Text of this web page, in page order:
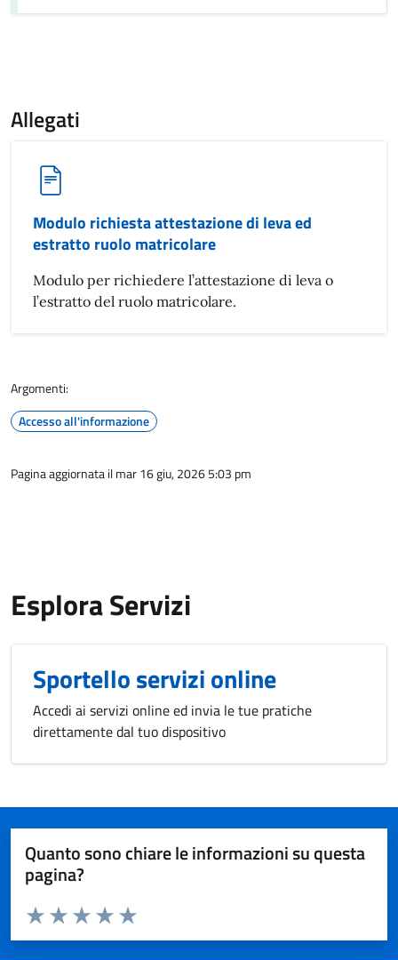
Allegati
Modulo richiesta attestazione di leva ed
estratto ruolo matricolare
Modulo per richiedere l’attestazione di leva o
l’estratto del ruolo matricolare.
Argomenti:
Accesso all'informazione
Pagina aggiornata il mar 16 giu, 2026 5:03 pm
Esplora Servizi
Sportello servizi online
Accedi ai servizi online ed invia le tue pratiche
direttamente dal tuo dispositivo
Quanto sono chiare le informazioni su questa
pagina?
Valuta da 1 a 5 stelle la pagina
Valuta 5 stelle su 5
Valuta 4 stelle su 5
Valuta 3 stelle su 5
Valuta 2 stelle su 5
Valuta 1 stelle su 5